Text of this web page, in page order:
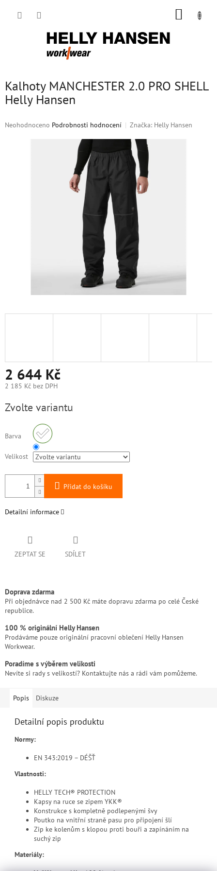
Kalhoty MANCHESTER 2.0 PRO SHELL
Helly Hansen
Průměrné
Neohodnoceno Podrobnosti hodnocení Značka: Helly Hansen
2 644 Kč
2 185 Kč bez DPH
cena:
Zvolte variantu
Barva
Velikost
Přidat do košíku
Detailní informace
ZEPTAT SE SDÍLET
Doprava zdarma
Při objednávce nad 2 500 Kč máte dopravu zdarma po celé České
republice.
100 % originální Helly Hansen
Prodáváme pouze originální pracovní oblečení Helly Hansen
Workwear.
Poradíme s výběrem velikosti
Nevíte si rady s velikostí? Kontaktujte nás a rádi vám pomůžeme.
Popis Diskuze
Detailní popis produktu
Normy:
EN 343:2019 – DÉŠŤ
Vlastnosti:
HELLY TECH® PROTECTION
Kapsy na ruce se zipem YKK®
Konstrukce s kompletně podlepenými švy
Poutko na vnitřní straně pasu pro připojení šlí
Zip ke kolenům s klopou proti bouři a zapínáním na
suchý zip
Materiály: